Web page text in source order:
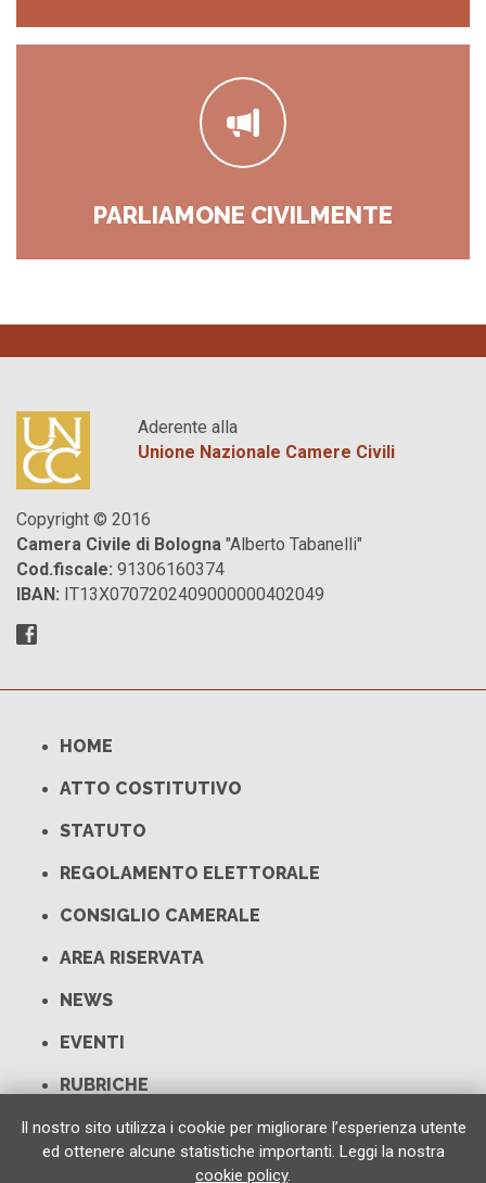
PARLIAMONE CIVILMENTE
Aderente alla
Unione Nazionale Camere Civili
Copyright © 2016
Camera Civile di Bologna "Alberto Tabanelli"
Cod.fiscale: 91306160374
IBAN: IT13X0707202409000000402049
HOME
ATTO COSTITUTIVO
STATUTO
REGOLAMENTO ELETTORALE
CONSIGLIO CAMERALE
AREA RISERVATA
NEWS
EVENTI
RUBRICHE
LINK UTILI
Il nostro sito utilizza i cookie per migliorare l’esperienza utente
ed ottenere alcune statistiche importanti. Leggi la nostra
cookie policy.